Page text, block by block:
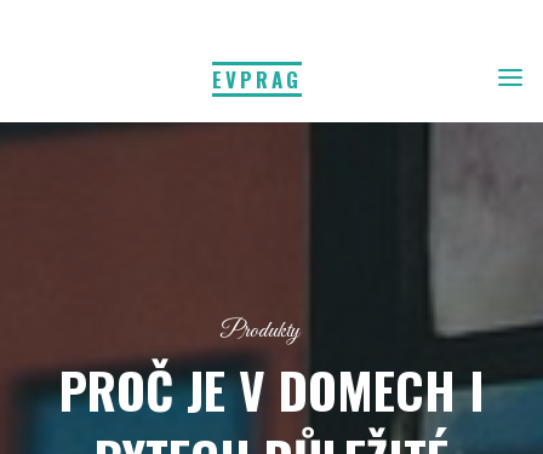
EVPRAG
Produkty
PROČ JE V DOMECH I